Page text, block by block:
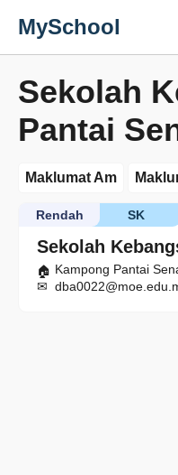
MySchool
Sekolah
Pantai
Maklumat Am
Sekolah
SK
Rendah
Kampong Pantai